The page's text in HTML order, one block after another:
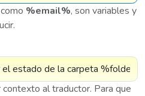
%email%, son variables y
al traductor. Para que